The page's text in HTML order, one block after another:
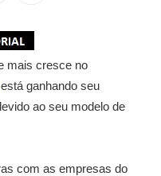
mais cresce no
está ganhando seu
ao seu modelo de
com as empresas do